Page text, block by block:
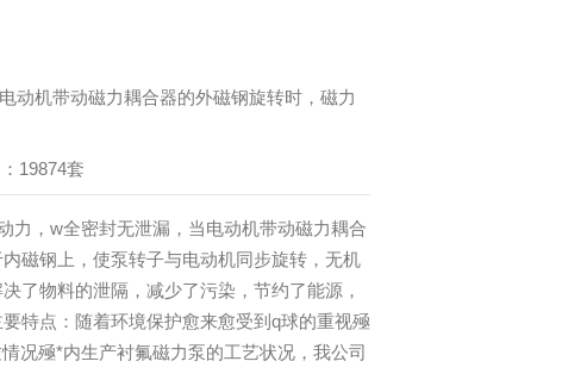
动机带动磁力耦合器的外磁钢旋转时，磁力
19874套
力，w全密封无泄漏，当电动机带动磁力耦合
磁钢上，使泵转子与电动机同步旋转，无机
了物料的泄隔，减少了污染，节约了能源，
特点：随着环境保护愈来愈受到q球的重视殛
况殛*内生产衬氟磁力泵的工艺状况，我公司